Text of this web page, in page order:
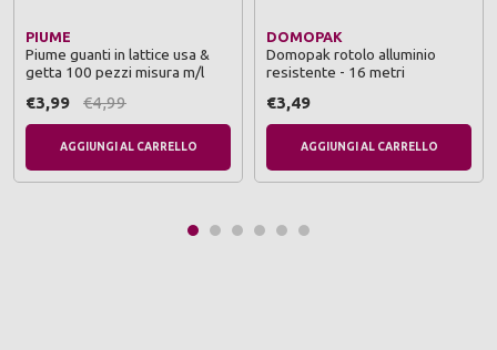
PIUME
Piume guanti in lattice usa &
getta 100 pezzi misura m/l
€3,99 €4,99
AGGIUNGI AL CARRELLO
DOMOPAK
Domopak rotolo alluminio
resistente - 16 metri
€3,49
AGGIUNGI AL CARRELLO